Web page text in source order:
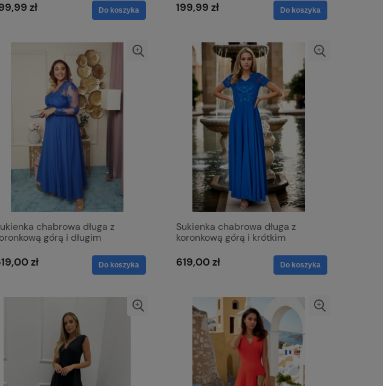
zł Do koszyka 199,99 zł Do koszyka
chabrowa długa z
górą i długim
zł Do koszyka
Sukienka chabrowa długa z
koronkową górą i krótkim
619,00 zł Do koszyka